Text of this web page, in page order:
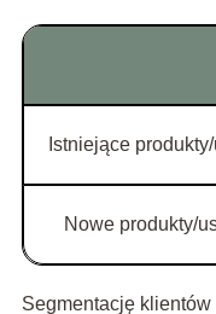
Istniejące produkty/
Nowe produkty/
Segmentację